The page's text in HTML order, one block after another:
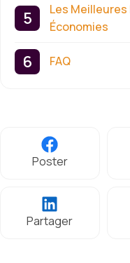
Les
Économies
FAQ
Poster
Partager